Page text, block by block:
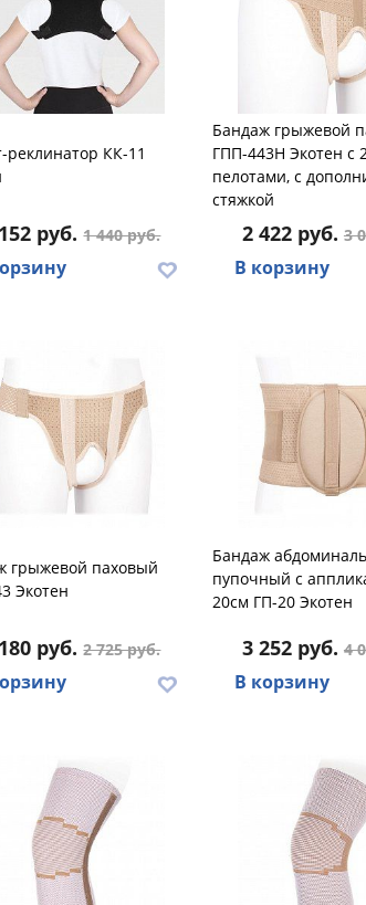
реклинатор КК-11
руб.1 440 руб.
Бандаж грыжевой
ГПП-443Н Экотен с
пелотами, с
стяжкой
2 422 руб. 3
В корзину
грыжевой паховый
Экотен
руб.2 725 руб.
Бандаж
пупочный с
20см ГП-20 Экотен
3 252 руб. 4
В корзину